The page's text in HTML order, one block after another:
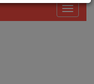
Toggle